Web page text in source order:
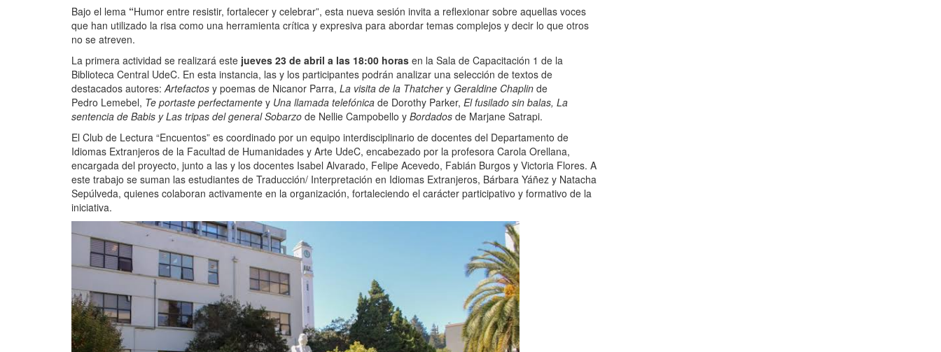
Bajo el lema “Humor entre resistir, fortalecer y celebrar”, esta nueva sesión invita a reflexionar sobre aquellas voces
que han utilizado la risa como una herramienta crítica y expresiva para abordar temas complejos y decir lo que otros
no se atreven.
La primera actividad se realizará este jueves 23 de abril a las 18:00 horas en la Sala de Capacitación 1 de la
Biblioteca Central UdeC. En esta instancia, las y los participantes podrán analizar una selección de textos de
destacados autores:Artefactos y poemas de Nicanor Parra, La visita de la Thatchery Geraldine Chaplin de
Pedro Lemebel, Te portaste perfectamente y Una llamada telefónica de Dorothy Parker, El fusilado sin balas, La
sentencia de Babis y Las tripas del general Sobarzo de Nellie Campobello y Bordados de Marjane Satrapi.
El Club de Lectura “Encuentos” es coordinado por un equipo interdisciplinario de docentes del Departamento de
Idiomas Extranjeros de la Facultad de Humanidades y Arte UdeC, encabezado por la profesora Carola Orellana,
encargada del proyecto, junto a las y los docentes Isabel Alvarado, Felipe Acevedo, Fabián Burgos y Victoria Flores. A
este trabajo se suman las estudiantes de Traducción/ Interpretación en Idiomas Extranjeros, Bárbara Yáñez y Natacha
Sepúlveda, quienes colaboran activamente en la organización, fortaleciendo el carácter participativo y formativo de la
iniciativa.